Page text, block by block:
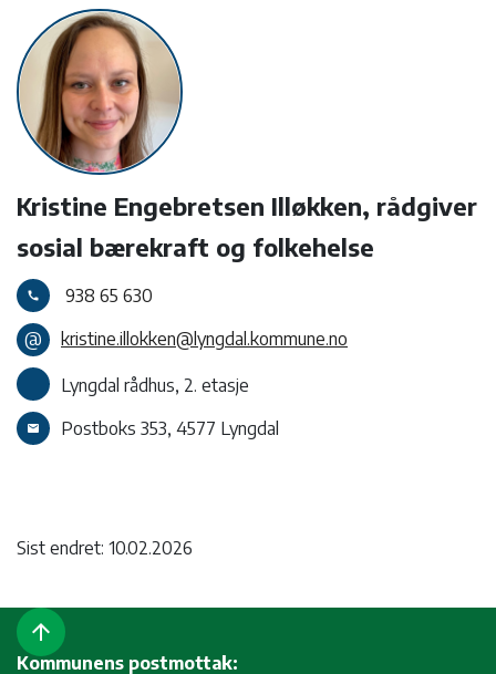
Kristine Engebretsen Illøkken, rådgiver
sosial bærekraft og folkehelse
call
938 65 630
@
kristine.illokken@lyngdal.kommune.no
Lyngdal rådhus, 2. etasje
email Postboks 353, 4577 Lyngdal
Sist endret: 10.02.2026
arrow_upward
Kommunens postmottak: